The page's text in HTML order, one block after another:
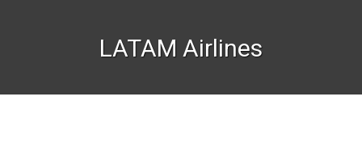
LATAM Airlines